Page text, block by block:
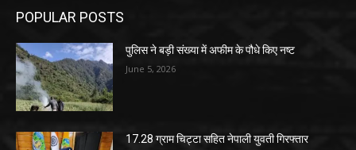
POPULAR POSTS
पुलिस ने बड़ी संख्या में अफीम के पौधे किए नष्ट
June 5, 2026
17.28 ग्राम चिट्टा सहित नेपाली युवती गिरफ्तार